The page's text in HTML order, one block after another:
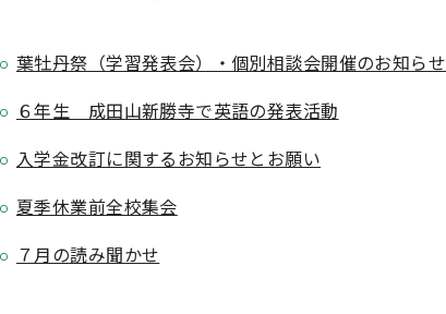
葉牡丹祭（学習発表会）・個別相談会開催のお知らせ
６年生 成田山新勝寺で英語の発表活動
入学金改訂に関するお知らせとお願い
夏季休業前全校集会
７月の読み聞かせ